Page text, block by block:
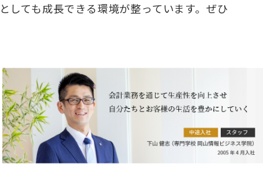
しても成長できる環境が整っています。ぜひ